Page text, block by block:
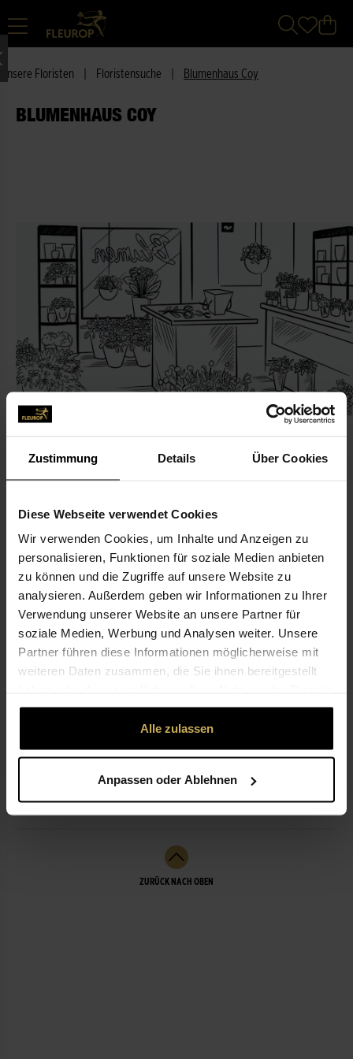
Zustimmung Details Über Cookies
Diese Webseite verwendet Cookies
Wir verwenden Cookies, um Inhalte und Anzeigen zu
personalisieren, Funktionen für soziale Medien anbieten
zu können und die Zugriffe auf unsere Website zu
analysieren. Außerdem geben wir Informationen zu Ihrer
Verwendung unserer Website an unsere Partner für
soziale Medien, Werbung und Analysen weiter. Unsere
Partner führen diese Informationen möglicherweise mit
weiteren Daten zusammen, die Sie ihnen bereitgestellt
gesammelt haben.
Alle zulassen
Anpassen oder Ablehnen
Unsere Floristen Floristensuche Blumenhaus Coy
BLUMENHAUS COY
KONTAKT
Blumenhaus Coy
Blumenhaus Coy Inh. Thomas Lindinger e.K.
Ringstr. 94
64807 Dieburg
06071-220 41
lindinger@blumen-coy.de
ÖFFNUNGSZEITEN
LEISTUNGEN
ZURÜCK NACH OBEN